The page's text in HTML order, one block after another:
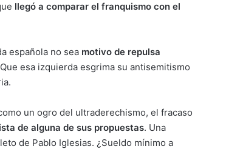
llegó a comparar el franquismo con el
española no sea motivo de repulsa
esa izquierda esgrima su antisemitismo
un ogro del ultraderechismo, el fracaso
de alguna de sus propuestas. Una
de Pablo Iglesias. ¿Sueldo mínimo a